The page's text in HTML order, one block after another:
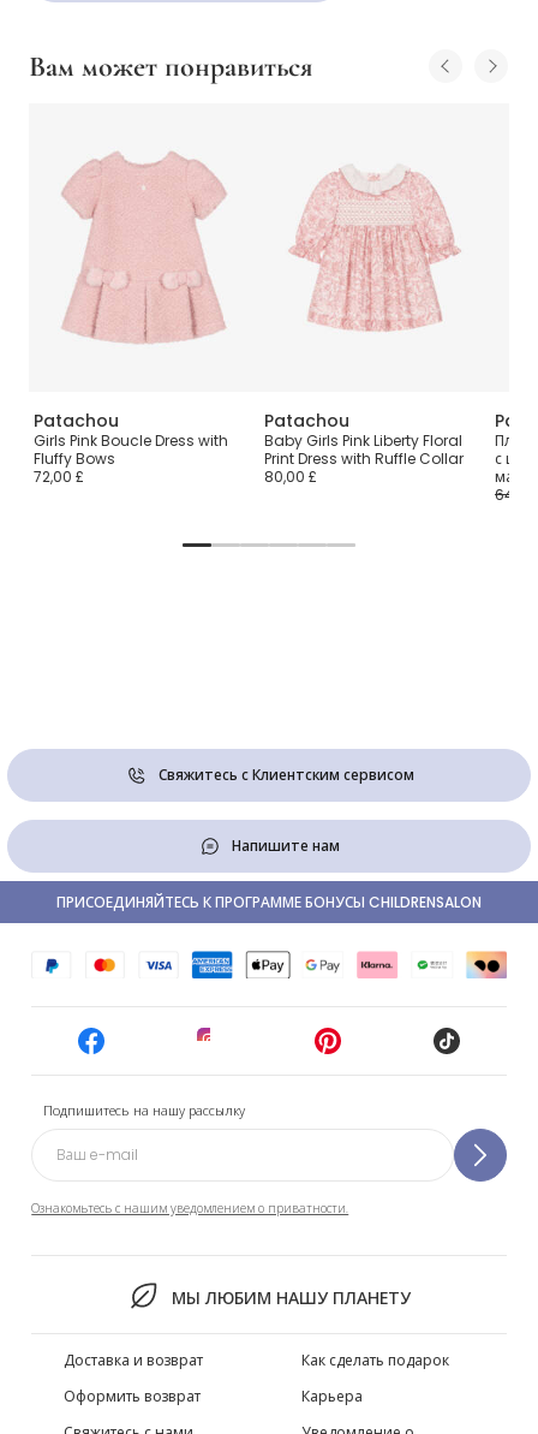
Вам может понравиться
Patachou
Girls Pink Boucle Dress with
Fluffy Bows
72,00 £
Patachou
Baby Girls Pink Liberty Floral
Print Dress with Ruffle Collar
80,00 £
с
64,00
Свяжитесь с Клиентским сервисом
Напишите нам
Подпишитесь на нашу рассылку
Ознакомьтесь с нашим уведомлением о приватности.
МЫ ЛЮБИМ НАШУ ПЛАНЕТУ
ПРИСОЕДИНЯЙТЕСЬ К ПРОГРАММЕ БОНУСЫ CHILDRENSALON
Доставка и возврат
Оформить возврат
Как сделать подарок
Карьера